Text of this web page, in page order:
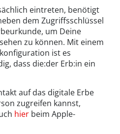
eintreten, benötigt
dem Zugriffsschlüssel
um Deine
zu können. Mit einem
ist es
dass die:der Erb:in ein
auf das digitale Erbe
zugreifen kannst,
hier beim Apple-